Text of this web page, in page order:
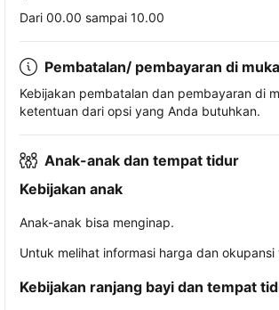
Dari 00.00 sampai 10.00
Pembatalan/ pembayaran di muka
Kebijakan pembatalan dan pembayaran di
ketentuan dari opsi yang Anda butuhkan.
Anak-anak dan tempat tidur
Kebijakan anak
Anak-anak bisa menginap.
Untuk melihat informasi harga dan
Kebijakan ranjang bayi dan tempat